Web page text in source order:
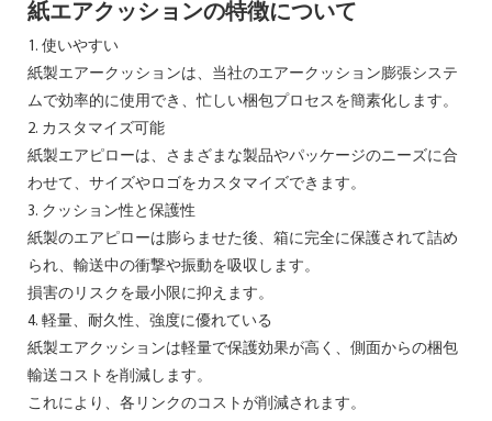
紙エアクッションの特徴について
1. 使いやすい
紙製エアークッションは、当社のエアークッション膨張システ
ムで効率的に使用でき、忙しい梱包プロセスを簡素化します。
2. カスタマイズ可能
紙製エアピローは、さまざまな製品やパッケージのニーズに合
わせて、サイズやロゴをカスタマイズできます。
3. クッション性と保護性
紙製のエアピローは膨らませた後、箱に完全に保護されて詰め
られ、輸送中の衝撃や振動を吸収します。
損害のリスクを最小限に抑えます。
4. 軽量、耐久性、強度に優れている
紙製エアクッションは軽量で保護効果が高く、側面からの梱包
輸送コストを削減します。
これにより、各リンクのコストが削減されます。